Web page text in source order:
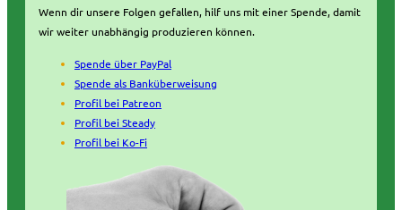
Wenn dir unsere Folgen gefallen, hilf uns mit einer Spende, damit
wir weiter unabhängig produzieren können.
Spende über PayPal
Spende als Banküberweisung
Profil bei Patreon
Profil bei Steady
Profil bei Ko-Fi